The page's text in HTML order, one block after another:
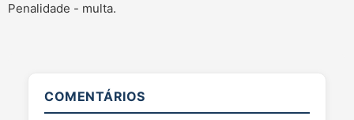
Penalidade - multa.
COMENTÁRIOS